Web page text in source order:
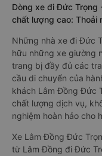
Dòng xe đi Đức
chất lượng cao: Thoải
Những nhà xe đi Đức
hữu những xe giường
trang bị đầy đủ các
cầu di chuyển của
khách Lâm Đồng Đức
chất lượng dịch vụ,
nghiệm hoàn hảo cho
Xe Lâm Đồng Đức
từ Lâm Đồng đi Đức